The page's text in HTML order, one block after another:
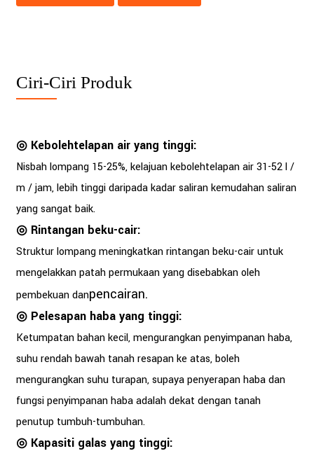
Ciri-Ciri Produk
◎ Kebolehtelapan air yang tinggi:
Nisbah lompang 15-25%, kelajuan kebolehtelapan air 31-52 l /
m / jam, lebih tinggi daripada kadar saliran kemudahan saliran
yang sangat baik.
◎ Rintangan beku-cair:
Struktur lompang meningkatkan rintangan beku-cair untuk
mengelakkan patah permukaan yang disebabkan oleh
pembekuan danpencairan.
◎ Pelesapan haba yang tinggi:
Ketumpatan bahan kecil, mengurangkan penyimpanan haba,
suhu rendah bawah tanah resapan ke atas, boleh
mengurangkan suhu turapan, supaya penyerapan haba dan
fungsi penyimpanan haba adalah dekat dengan tanah
penutup tumbuh-tumbuhan.
◎ Kapasiti galas yang tinggi: